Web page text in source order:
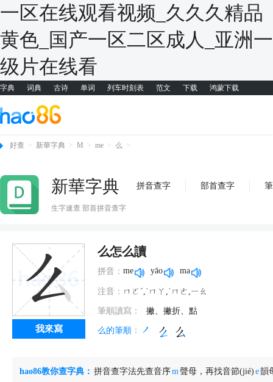
一区在线观看视频_久久久精品
黄色_国产一区二区成人_亚洲一
级片在线看
字典 词典 古诗 单词 列车时刻表 范文 下载 鸿蒙下载
好查 > 新華字典 > M > me > 么 >
新華字典 拼音查字 部首查字
生字速查 部首拼音查字
我來寫
么怎么讀
拼音： me yāo ma
注音： ㄇㄛˊ,˙ㄇㄚ,˙ㄇㄜ,ㄧㄠ
筆順讀寫： 撇、撇折、點
么的筆順 ：
hao86教你查字典： 拼音查字法先查音序m聲母，再找音節(jié) e韻